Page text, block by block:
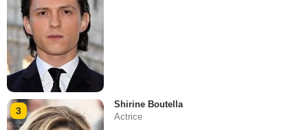
3
Shirine Boutella
Actrice